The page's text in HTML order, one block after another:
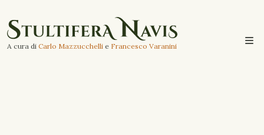
A cura di Carlo Mazzucchelli e Francesco Varanini